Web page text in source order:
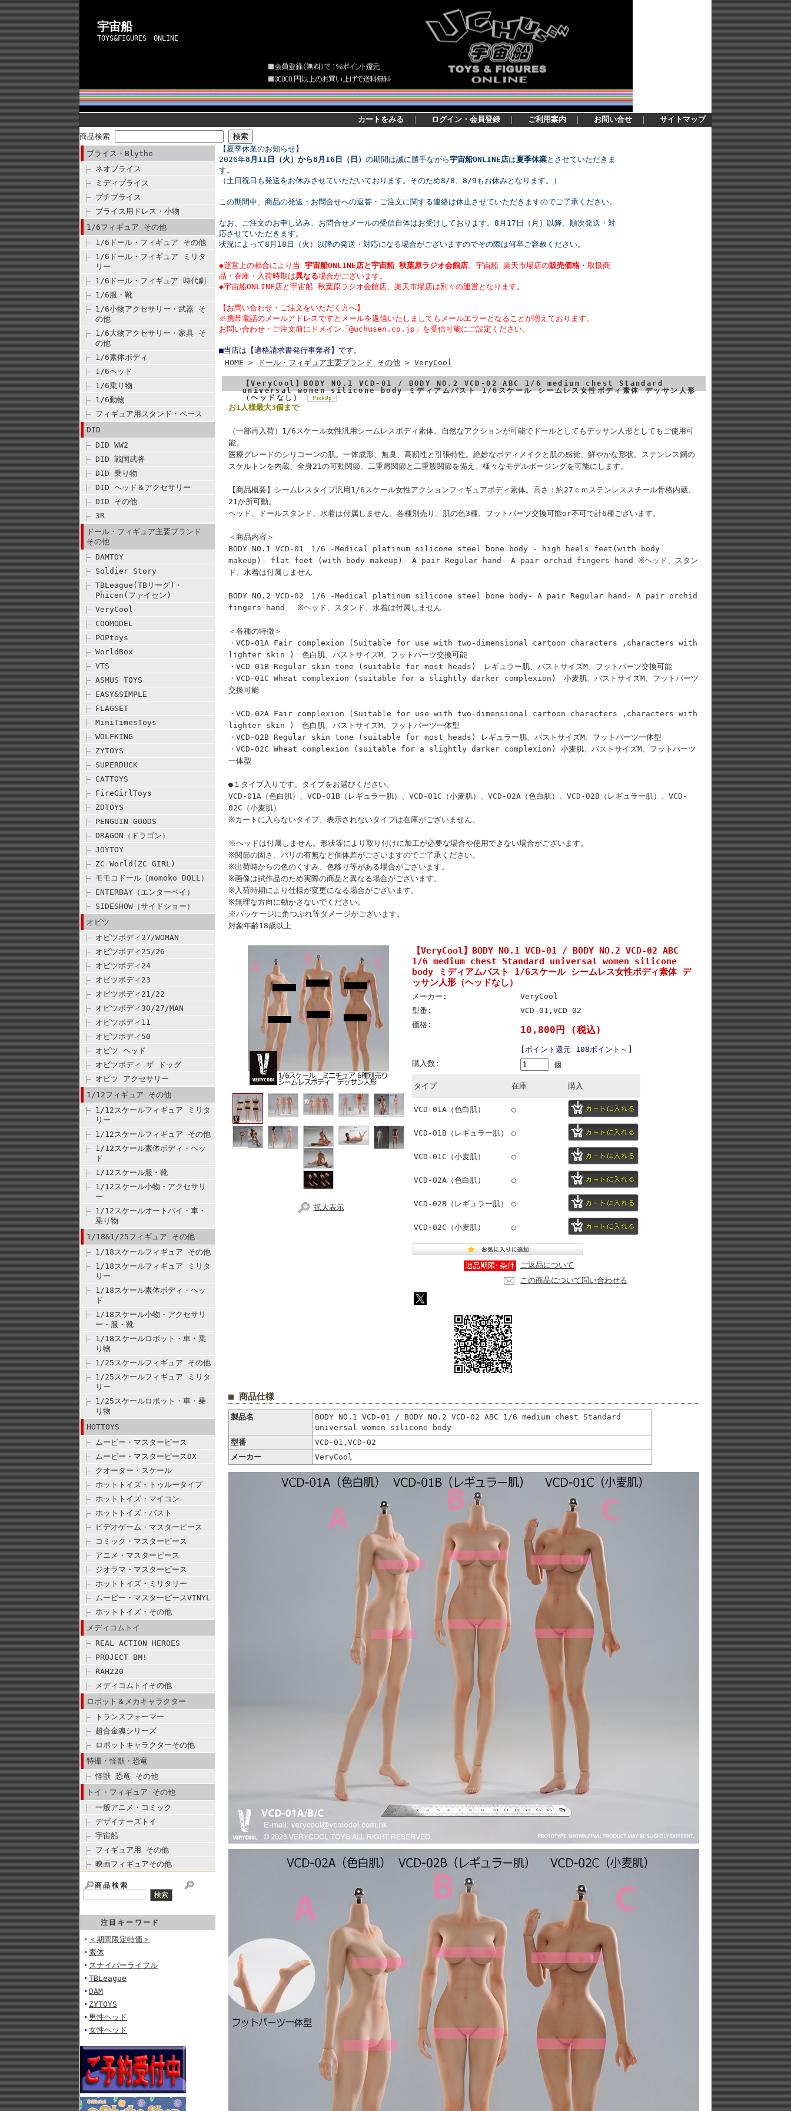
宇宙船
TOYS&FIGURES ONLINE
カートをみる ｜ ログイン・会員登録 ｜ ご利用案内 ｜ お問い合せ ｜
サイトマップ
商品検索
ブライス・Blythe
ネオブライス
ミディブライス
プチブライス
ブライス用ドレス・小物
1/6フィギュア その他
1/6ドール・フィギュア その他
1/6ドール・フィギュア ミリタ
リー
1/6ドール・フィギュア 時代劇
1/6服・靴
1/6小物アクセサリー・武器 そ
の他
1/6大物アクセサリー・家具 そ
の他
1/6素体ボディ
1/6ヘッド
1/6乗り物
1/6動物
フィギュア用スタンド・ベース
DID
DID WW2
DID 戦国武将
DID 乗り物
DID ヘッド＆アクセサリー
DID その他
3R
ドール・フィギュア主要ブランド
その他
DAMTOY
Soldier Story
TBLeague(TBリーグ)・
Phicen(ファイセン)
VeryCool
COOMODEL
POPtoys
WorldBox
VTS
ASMUS TOYS
EASY&SIMPLE
FLAGSET
MiniTimesToys
WOLFKING
ZYTOYS
SUPERDUCK
CATTOYS
FireGirlToys
ZDTOYS
PENGUIN GOODS
DRAGON（ドラゴン）
JOYTOY
ZC World(ZC GIRL)
モモコドール（momoko DOLL）
ENTERBAY（エンターベイ）
SIDESHOW（サイドショー）
オビツ
オビツボディ27/WOMAN
オビツボディ25/26
オビツボディ24
オビツボディ23
オビツボディ21/22
オビツボディ30/27/MAN
オビツボディ11
オビツボディ50
オビツ ヘッド
オビツボディ ザ ドッグ
オビツ アクセサリー
1/12フィギュア その他
1/12スケールフィギュア ミリタ
リー
1/12スケールフィギュア その他
1/12スケール素体ボディ・ヘッ
ド
1/12スケール服・靴
1/12スケール小物・アクセサリ
ー
1/12スケールオートバイ・車・
乗り物
1/18&1/25フィギュア その他
1/18スケールフィギュア その他
1/18スケールフィギュア ミリタ
リー
1/18スケール素体ボディ・ヘッ
ド
1/18スケール小物・アクセサリ
ー・服・靴
1/18スケールロボット・車・乗
り物
1/25スケールフィギュア その他
1/25スケールフィギュア ミリタ
リー
1/25スケールロボット・車・乗
り物
HOTTOYS
ムービー・マスターピース
ムービー・マスターピースDX
クオーター・スケール
ホットトイズ・トゥルータイプ
ホットトイズ・マイコン
ホットトイズ・バスト
ビデオゲーム・マスターピース
コミック・マスターピース
アニメ・マスターピース
ジオラマ・マスターピース
ホットトイズ・ミリタリー
ムービー・マスターピースVINYL
ホットトイズ・その他
メディコムトイ
REAL ACTION HEROES
PROJECT BM!
RAH220
メディコムトイその他
ロボット＆メカキャラクター
トランスフォーマー
超合金魂シリーズ
ロボットキャラクターその他
特撮・怪獣・恐竜
怪獣 恐竜 その他
トイ・フィギュア その他
一般アニメ・コミック
デザイナーズトイ
宇宙船
フィギュア用 その他
映画フィギュアその他
商品検索
注目キーワード
＜期間限定特価＞
素体
スナイパーライフル
TBLeague
DAM
ZYTOYS
男性ヘッド
女性ヘッド
【夏季休業のお知らせ】
2026年8月11日（火）から8月16日（日） の期間は誠に勝手ながら宇宙船ONLINE店は夏季休業とさせていただきま
す。
（土日祝日も発送をお休みさせていただいております。そのため8/8、8/9もお休みとなります。）
この期間中、商品の発送・お問合せへの返答・ご注文に関する連絡は休止させていただきますのでご了承ください。
なお、ご注文のお申し込み、お問合せメールの受信自体はお受けしております。8月17日（月）以降、順次発送・対
応させていただきます。
状況によって8月18日（火）以降の発送・対応になる場合がございますのでその際は何卒ご容赦ください。
◆運営上の都合により当 宇宙船ONLINE店と宇宙船 秋葉原ラジオ会館店、宇宙船 楽天市場店の販売価格 ・取扱商
品・在庫・入荷時期は異なる場合がございます。
◆宇宙船ONLINE店と宇宙船 秋葉原ラジオ会館店、楽天市場店は別々の運営となります。
【 お問い合わせ・ ご注文をいただく方へ】
※携帯電話のメールアドレスですとメールを返信いたしましてもメールエラーとなることが増えております。
お問い合わせ・ご注文前にドメイン「@uchusen.co.jp」を受信可能にご設定ください。
■当店は【適格請求書発行事業者】です。
HOME > ドール・フィギュア主要ブランド その他 > VeryCool
【VeryCool】BODY NO.1 VCD-01 / BODY NO.2 VCD-02 ABC 1/6 medium chest Standard
universal women silicone body ミディアムバスト 1/6スケール シームレス女性ボディ素体 デッサン人形
（ヘッドなし）
お1人様最大3個まで
（一部再入荷）1/6スケール女性汎用シームレスボディ素体。自然なアクションが可能でドールとしてもデッサン人形としてもご使用可
能。
医療グレードのシリコーンの肌。一体成形、無臭、高靭性と引張特性。絶妙なボディメイクと肌の感覚、鮮やかな形状。ステンレス鋼の
スケルトンを内蔵、全身21の可動関節、二重肩関節と二重股関節を備え、様々なモデルポージングを可能にします。
【商品概要】シームレスタイプ汎用1/6スケール女性アクションフィギュアボディ素体。高さ：約27ｃｍステンレススチール骨格内蔵。
21か所可動。
ヘッド、ドールスタンド、水着は付属しません。各種別売り。肌の色3種、フットパーツ交換可能or不可で計6種ございます。
＜商品内容＞
BODY NO.1 VCD-01 1/6 -Medical platinum silicone steel bone body - high heels feet(with body
makeup)- flat feet (with body makeup)- A pair Regular hand- A pair orchid fingers hand ※ヘッド、スタン
ド、水着は付属しません
BODY NO.2 VCD-02 1/6 -Medical platinum silicone steel bone body- A pair Regular hand- A pair orchid
fingers hand ※ヘッド、スタンド、水着は付属しません
＜各種の特徴＞
・VCD-01A Fair complexion (Suitable for use with two-dimensional cartoon characters ,characters with
lighter skin ) 色白肌、バストサイズM、フットパーツ交換可能
・VCD-01B Regular skin tone (suitable for most heads) レギュラー肌、バストサイズM、フットパーツ交換可能
・VCD-01C Wheat complexion (suitable for a slightly darker complexion) 小麦肌、バストサイズM、フットパーツ
交換可能
・VCD-02A Fair complexion (Suitable for use with two-dimensional cartoon characters ,characters with
lighter skin ) 色白肌、バストサイズM、フットパーツ一体型
・VCD-02B Regular skin tone (suitable for most heads) レギュラー肌、バストサイズM、フットパーツ一体型
・VCD-02C Wheat complexion (suitable for a slightly darker complexion) 小麦肌、バストサイズM、フットパーツ
一体型
●１タイプ入りです。タイプをお選びください。
VCD-01A（色白肌）、VCD-01B（レギュラー肌）、VCD-01C（小麦肌）、VCD-02A（色白肌）、VCD-02B（レギュラー肌）、VCD-
02C（小麦肌）
※カートに入らないタイプ、表示されないタイプは在庫がございません。
※ヘッドは付属しません。形状等により取り付けに加工が必要な場合や使用できない場合がございます。
※関節の固さ、バリの有無など個体差がございますのでご了承ください。
※出荷時からの色のくすみ、色移り等がある場合がございます。
※画像は試作品のため実際の商品と異なる場合がございます。
※入荷時期により仕様が変更になる場合がございます。
※無理な方向に動かさないでください。
※パッケージに角つぶれ等ダメージがございます。
対象年齢18歳以上
拡大表示
【VeryCool】BODY NO.1 VCD-01 / BODY NO.2 VCD-02 ABC
1/6 medium chest Standard universal women silicone
body ミディアムバスト 1/6スケール シームレス女性ボディ素体 デ
ッサン人形（ヘッドなし）
メーカー:
VeryCool
型番:
VCD-01,VCD-02
価格:
10,800円 (税込)
[ポイント還元 108ポイント～]
購入数:
個
タイプ 在庫 購入
VCD-01A（色白肌） ○
VCD-01B（レギュラー肌） ○
VCD-01C（小麦肌） ○
VCD-02A（色白肌） ○
VCD-02B（レギュラー肌） ○
VCD-02C（小麦肌） ○
ご返品について
この商品について問い合わせる
■ 商品仕様
製品名
BODY NO.1 VCD-01 / BODY NO.2 VCD-02 ABC 1/6 medium chest Standard
universal women silicone body
型番
VCD-01,VCD-02
メーカー
VeryCool